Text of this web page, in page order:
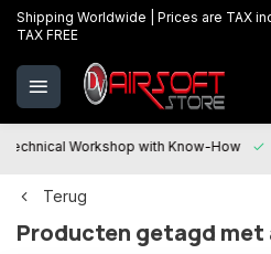
Shipping Worldwide | Prices are TAX
TAX FREE
Technical Workshop with Know-How
Terug
Producten getagd met